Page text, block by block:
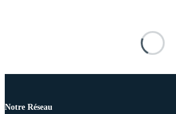
Notre Réseau